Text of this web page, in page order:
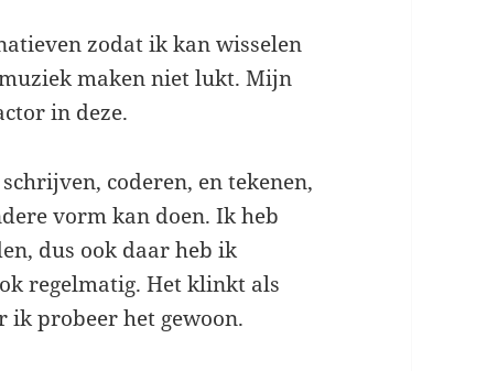
zodat ik kan wisselen
maken niet lukt. Mijn
in deze.
coderen, en tekenen,
vorm kan doen. Ik heb
dus ook daar heb ik
regelmatig. Het klinkt als
ik probeer het gewoon.